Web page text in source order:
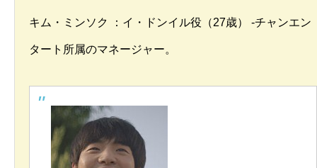
キム・ミンソク ：イ・ドンイル役（27歳） -チャンエン
タート所属のマネージャー。